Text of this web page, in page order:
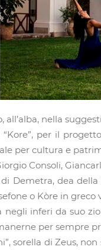
nella
per il
per cultura e
Consoli,
Demetra, dea
o Kòre in greco
inferi da suo
per sempre
sorella di Zeus,